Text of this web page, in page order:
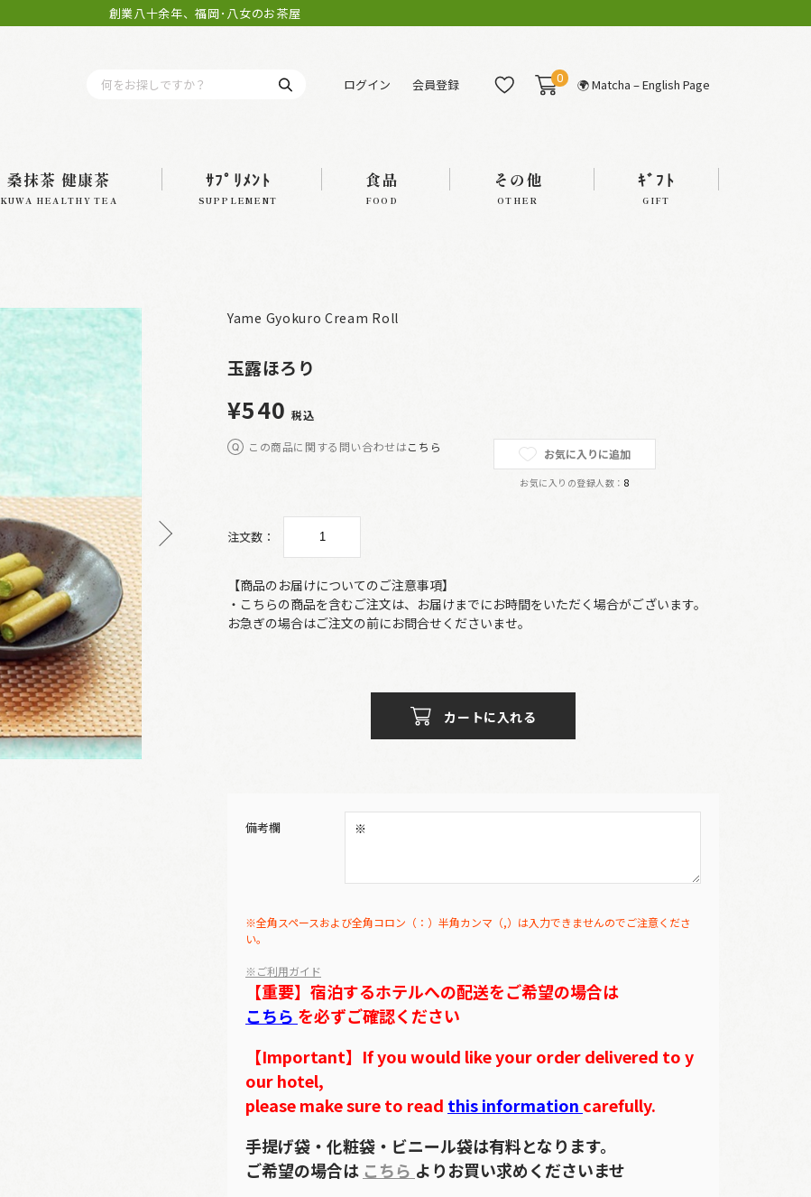
創業八十余年、福岡･八女のお茶屋
ログイン 会員登録 0 🌍 Matcha – English Page
桑抹茶 健康茶
KUWA HEALTHY TEA
ｻﾌﾟﾘﾒﾝﾄ
SUPPLEMENT
食品
FOOD
その他
OTHER
ｷﾞﾌﾄ
GIFT
Yame Gyokuro Cream Roll
玉露ほろり
¥540 税込
この商品に関する問い合わせはこちら お気に入りに追加
お気に入りの登録人数： 8
注文数：
【商品のお届けについてのご注意事項】
・こちらの商品を含むご注文は、お届けまでにお時間をいただく場合がございます。
お急ぎの場合はご注文の前にお問合せくださいませ。
カートに入れる
備考欄
※全角スペースおよび全角コロン（：）半角カンマ（,）は入力できませんのでご注意くださ
い。
※ご利用ガイド
【重要】宿泊するホテルへの配送をご希望の場合は
こちら を必ずご確認ください
【Important】If you would like your order delivered to y
our hotel,
please make sure to read this information carefully.
手提げ袋・化粧袋・ビニール袋は有料となります。
ご希望の場合は こちら よりお買い求めくださいませ